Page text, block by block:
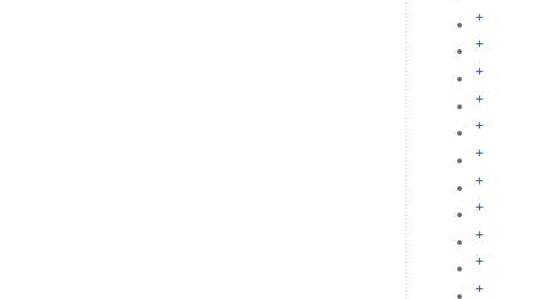
+
+
+
+
+
+
+
+
+
+
+